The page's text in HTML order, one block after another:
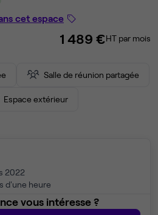
cet espace
1 489 €HT par mois
Salle de réunion partagée
Espace extérieur
2022
d'une heure
vous intéresse ?